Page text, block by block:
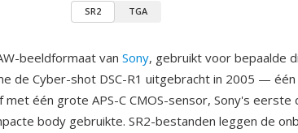
SR2 TGA
beeldformaat van Sony, gebruikt voor bepaalde
de Cyber-shot DSC-R1 uitgebracht in 2005 — één
één grote APS-C CMOS-sensor, Sony's eerste
body gebruikte. SR2-bestanden leggen de